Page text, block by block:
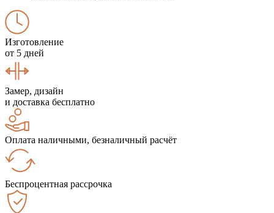
Изготовление
от 5 дней
Замер, дизайн
и доставка бесплатно
Оплата наличными, безналичный расчёт
Беспроцентная рассрочка